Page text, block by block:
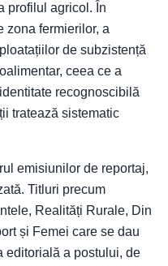
profilul agricol. În
zona fermierilor, a
de subzistență
ceea ce a
recognoscibilă
tratează sistematic
emisiunilor de reportaj,
Titluri precum
Realități Rurale, Din
și Femei care se dau
editorială a postului, de